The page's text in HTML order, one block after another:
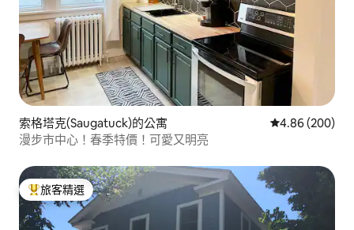
索格塔克(Saugatuck)的公寓 從 200 則評價
4.86 (200)
漫步市中心！春季特價！可愛又明亮
旅客精選榜首
旅客精選